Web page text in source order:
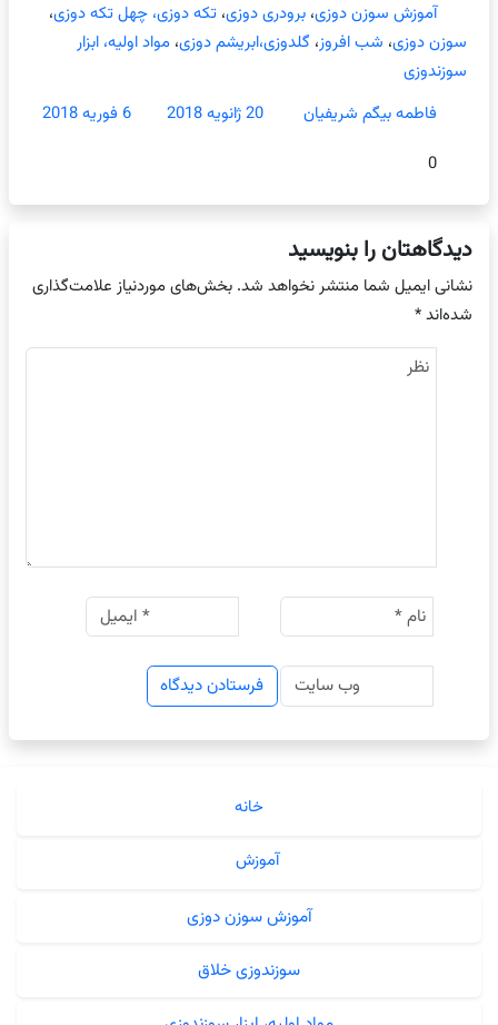
آموزش سوزن دوزی،برودری دوزی،تکه دوزی، چهل تکه دوزی،
سوزن دوزی، شب افروز،گلدوزی،ابریشم دوزی،مواد اولیه، ابزار
سوزندوزی
فاطمه بیگم شریفیان
20 ژانویه 2018
6 فوریه 2018
0
دیدگاهتان را بنویسید
نشانی ایمیل شما منتشر نخواهد شد. بخش‌های موردنیاز علامت‌گذاری
شده‌اند*
خانه
آموزش
آموزش سوزن دوزی
سوزندوزی خلاق